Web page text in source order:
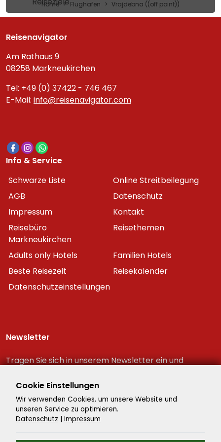
Home Flughafen Vrajdebna ((off point))
Reisenavigator
Am Rathaus 9
08258 Markneukirchen
Tel: +49 (0) 37422 - 746 467
E-Mail: info@reisenavigator.com
Info & Service
Schwarze Liste
Online Streitbeilegung
AGB
Datenschutz
Impressum
Kontakt
Reisebüro
Markneukirchen
Reisethemen
Adults only Hotels
Familien Hotels
Beste Reisezeit
Reisekalender
Datenschutzeinstellungen
Newsletter
Tragen Sie sich in unserem Newsletter ein und
Reiseschnäppchen!
Cookie Einstellungen
Wir verwenden Cookies, um unsere Website und
unseren Service zu optimieren.
Datenschutz | Impressum